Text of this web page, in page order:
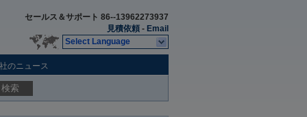
セールス＆サポート 86--13962273937
見積依頼 - Email
Select Language
のニュース
検索